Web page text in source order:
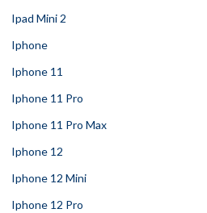
Ipad Mini 2
Iphone
Iphone 11
Iphone 11 Pro
Iphone 11 Pro Max
Iphone 12
Iphone 12 Mini
Iphone 12 Pro